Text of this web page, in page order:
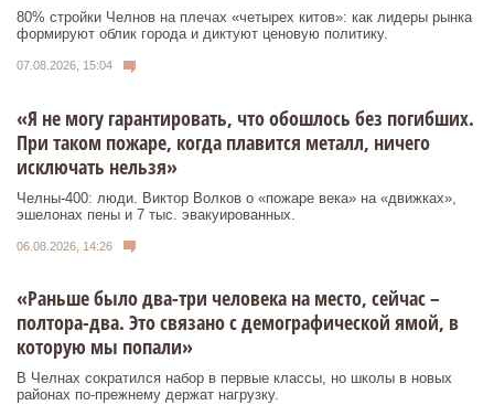
80% стройки Челнов на плечах «четырех китов»: как лидеры рынка
формируют облик города и диктуют ценовую политику.
07.08.2026, 15:04
«Я не могу гарантировать, что обошлось без погибших.
При таком пожаре, когда плавится металл, ничего
исключать нельзя»
Челны-400: люди. Виктор Волков о «пожаре века» на «движках»,
эшелонах пены и 7 тыс. эвакуированных.
06.08.2026, 14:26
«Раньше было два-три человека на место, сейчас –
полтора-два. Это связано с демографической ямой, в
которую мы попали»
В Челнах сократился набор в первые классы, но школы в новых
районах по-прежнему держат нагрузку.